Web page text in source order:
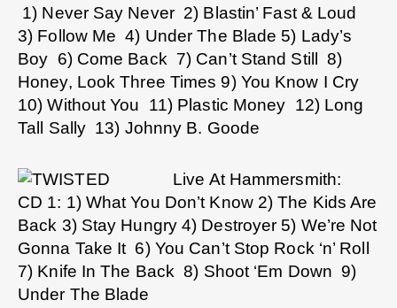
1) Never Say Never 2) Blastin’ Fast & Loud
3) Follow Me 4) Under The Blade 5) Lady’s
Boy 6) Come Back 7) Can’t Stand Still 8)
Honey, Look Three Times 9) You Know I Cry
10) Without You 11) Plastic Money 12) Long
Tall Sally 13) Johnny B. Goode
Live At Hammersmith:
CD 1: 1) What You Don’t Know 2) The Kids Are
Back 3) Stay Hungry 4) Destroyer 5) We’re Not
Gonna Take It 6) You Can’t Stop Rock ‘n’ Roll
7) Knife In The Back 8) Shoot ‘Em Down 9)
Under The Blade